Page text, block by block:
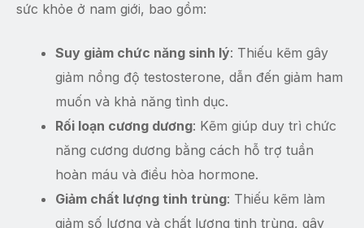
sức khỏe ở nam giới, bao gồm:
Suy giảm chức năng sinh lý: Thiếu kẽm gây
giảm nồng độ testosterone, dẫn đến giảm ham
muốn và khả năng tình dục.
Rối loạn cương dương: Kẽm giúp duy trì chức
năng cương dương bằng cách hỗ trợ tuần
hoàn máu và điều hòa hormone.
Giảm chất lượng tinh trùng: Thiếu kẽm làm
giảm số lượng và chất lượng tinh trùng, gây